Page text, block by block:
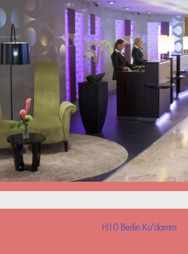
H10 Berlin Ku'damm